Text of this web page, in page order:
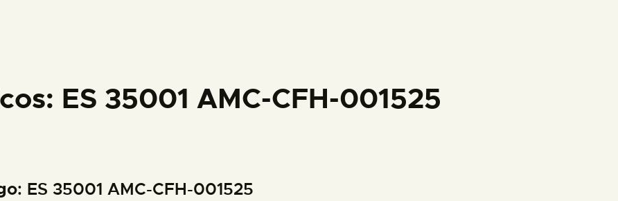
ES 35001 AMC-CFH-001525
: ES 35001 AMC-CFH-001525